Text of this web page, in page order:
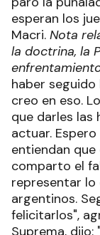
esperan los
Macri. Nota
la doctrina, la
haber
creo en eso.
que darles las
actuar.
entiendan que
comparto el
representar lo
argentinos.
felicitarlos",